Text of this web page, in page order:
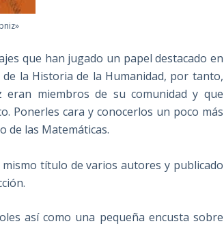
que han jugado un papel destacado en
la Historia de la Humanidad, por tanto,
miembros de su comunidad y que
Ponerles cara y conocerlos un poco más
de las Matemáticas.
título de varios autores y publicado
así como una pequeña encusta sobre